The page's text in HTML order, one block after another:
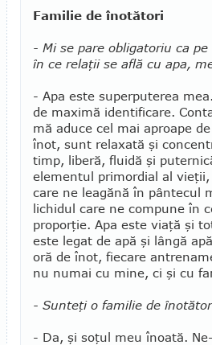
Familie de înotători
- Mi se pare obligatoriu ca
în ce relaţii se află cu apa,
- Apa este superputerea
de maximă identificare.
mă aduce cel mai aproape
înot, sunt relaxată şi
timp, liberă, fluidă şi
elementul primordial al
care ne leagănă în pântecul
lichidul care ne compune în
pro­porţie. Apa este viaţă şi
este legat de apă şi lângă
oră de înot, fiecare
nu numai cu mine, ci şi cu
- Sunteţi o familie de
- Da, şi soţul meu înoată.